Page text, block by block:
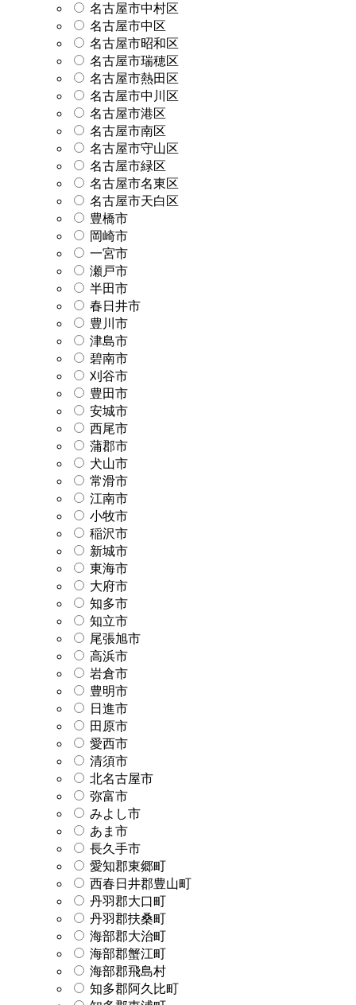
名古屋市中村区
名古屋市中区
名古屋市昭和区
名古屋市瑞穂区
名古屋市熱田区
名古屋市中川区
名古屋市港区
名古屋市南区
名古屋市守山区
名古屋市緑区
名古屋市名東区
名古屋市天白区
豊橋市
岡崎市
一宮市
瀬戸市
半田市
春日井市
豊川市
津島市
碧南市
刈谷市
豊田市
安城市
西尾市
蒲郡市
犬山市
常滑市
江南市
小牧市
稲沢市
新城市
東海市
大府市
知多市
知立市
尾張旭市
高浜市
岩倉市
豊明市
日進市
田原市
愛西市
清須市
北名古屋市
弥富市
みよし市
あま市
長久手市
愛知郡東郷町
西春日井郡豊山町
丹羽郡大口町
丹羽郡扶桑町
海部郡大治町
海部郡蟹江町
海部郡飛島村
知多郡阿久比町